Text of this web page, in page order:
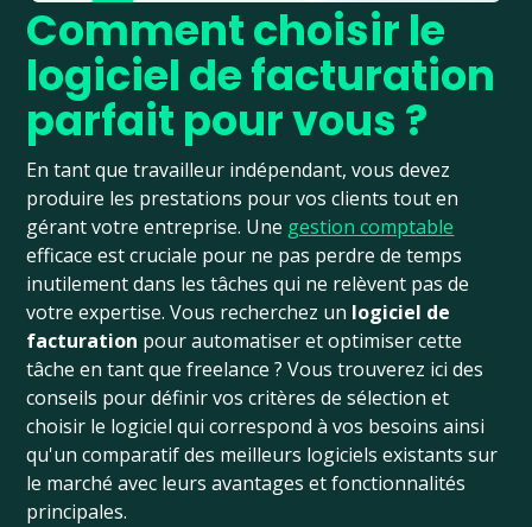
Comment choisir le
logiciel de facturation
parfait pour vous ?
En tant que travailleur indépendant, vous devez
produire les prestations pour vos clients tout en
gérant votre entreprise. Une gestion comptable
efficace est cruciale pour ne pas perdre de temps
inutilement dans les tâches qui ne relèvent pas de
votre expertise. Vous recherchez un logiciel de
facturation pour automatiser et optimiser cette
tâche en tant que freelance ? Vous trouverez ici des
conseils pour définir vos critères de sélection et
choisir le logiciel qui correspond à vos besoins ainsi
qu'un comparatif des meilleurs logiciels existants sur
le marché avec leurs avantages et fonctionnalités
principales.